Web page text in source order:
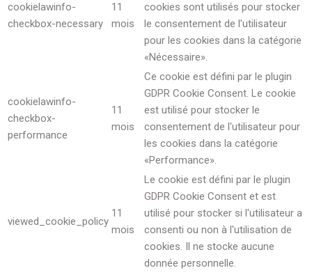
cookielawinfo-
checkbox-necessary
11
mois
cookies sont utilisés pour stocker
le consentement de l'utilisateur
pour les cookies dans la catégorie
«Nécessaire».
cookielawinfo-
checkbox-
performance
11
mois
Ce cookie est défini par le plugin
GDPR Cookie Consent. Le cookie
est utilisé pour stocker le
consentement de l'utilisateur pour
les cookies dans la catégorie
«Performance».
viewed_cookie_policy
11
mois
Le cookie est défini par le plugin
GDPR Cookie Consent et est
utilisé pour stocker si l'utilisateur a
consenti ou non à l'utilisation de
cookies. Il ne stocke aucune
donnée personnelle.